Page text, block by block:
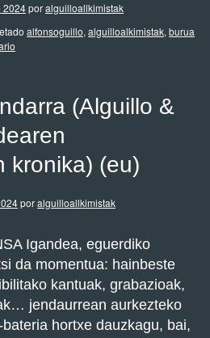
2024poralguilloallkimistak
alfonsoguillo, alguilloalkimistak, burua
(Alguillo &
kronika) (eu)
poralguilloallkimistak
Igandea, eguerdiko
da momentua: hainbeste
kantuak, grabazioak,
jendaurrean aurkezteko
hortxe dauzkagu, bai,